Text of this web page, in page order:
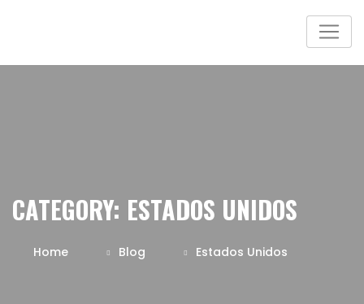
CATEGORY: ESTADOS UNIDOS
Home Blog Estados Unidos